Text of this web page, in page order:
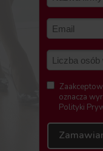
oznacza
Polityki